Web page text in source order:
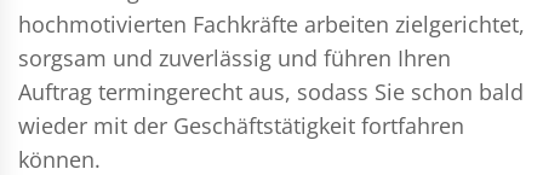
hochmotivierten Fachkräfte arbeiten zielgerichtet,
sorgsam und zuverlässig und führen Ihren
Auftrag termingerecht aus, sodass Sie schon bald
wieder mit der Geschäftstätigkeit fortfahren
können.